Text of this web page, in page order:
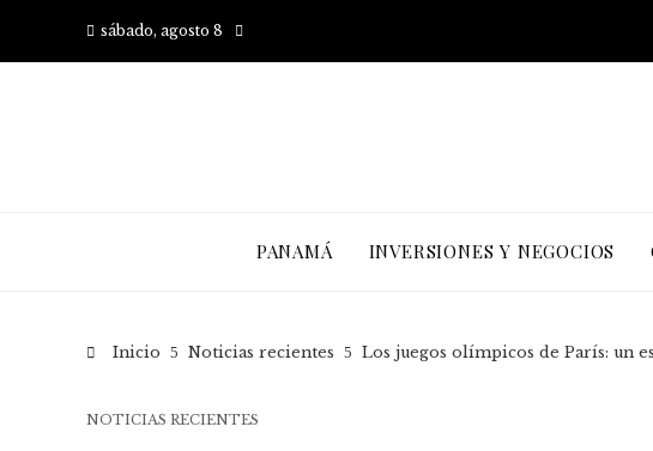
sábado, agosto 8
PANAMÁ INVERSIONES Y NEGOCIOS
Inicio Noticias recientes Los juegos olímpicos de París: un
NOTICIAS RECIENTES